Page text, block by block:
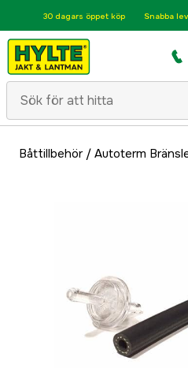
30 dagars öppet köp Snabba
Båttillbehör/ Autoterm